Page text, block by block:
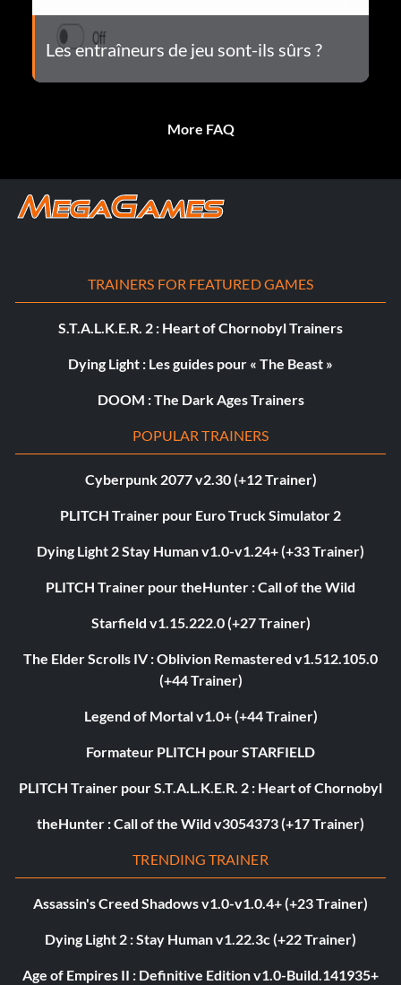
Les entraîneurs de jeu sont-ils sûrs ?
More FAQ
TRAINERS FOR FEATURED GAMES
S.T.A.L.K.E.R. 2 : Heart of Chornobyl Trainers
Dying Light : Les guides pour « The Beast »
DOOM : The Dark Ages Trainers
POPULAR TRAINERS
Cyberpunk 2077 v2.30 (+12 Trainer)
PLITCH Trainer pour Euro Truck Simulator 2
Dying Light 2 Stay Human v1.0-v1.24+ (+33 Trainer)
PLITCH Trainer pour theHunter : Call of the Wild
Starfield v1.15.222.0 (+27 Trainer)
The Elder Scrolls IV : Oblivion Remastered v1.512.105.0
(+44 Trainer)
Legend of Mortal v1.0+ (+44 Trainer)
Formateur PLITCH pour STARFIELD
PLITCH Trainer pour S.T.A.L.K.E.R. 2 : Heart of Chornobyl
theHunter : Call of the Wild v3054373 (+17 Trainer)
TRENDING TRAINER
Assassin's Creed Shadows v1.0-v1.0.4+ (+23 Trainer)
Dying Light 2 : Stay Human v1.22.3c (+22 Trainer)
Age of Empires II : Definitive Edition v1.0-Build.141935+